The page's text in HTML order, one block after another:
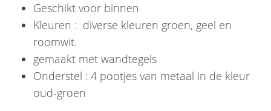
Geschikt voor binnen
Kleuren : diverse kleuren groen, geel en
roomwit.
gemaakt met wandtegels
Onderstel : 4 pootjes van metaal in de kleur
oud-groen